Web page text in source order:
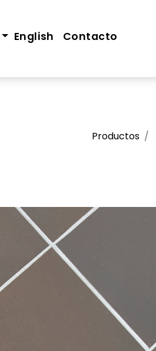
English Contacto
Productos